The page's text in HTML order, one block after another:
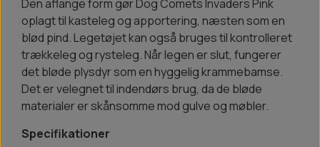
Den aflange form gør Dog Comets Invaders Pink
oplagt til kasteleg og apportering, næsten som en
blød pind. Legetøjet kan også bruges til kontrolleret
trækkeleg og rysteleg. Når legen er slut, fungerer
det bløde plysdyr som en hyggelig krammebamse.
Det er velegnet til indendørs brug, da de bløde
materialer er skånsomme mod gulve og møbler.
Specifikationer